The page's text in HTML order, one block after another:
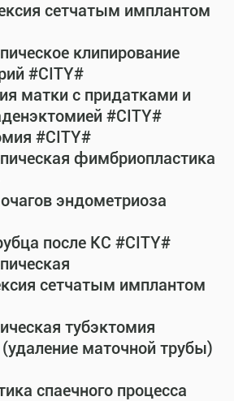
сетчатым имплантом
клипирование
#CITY#
матки с придатками и
#CITY#
#CITY#
фимбриопластика
эндометриоза
после КС #CITY#
сетчатым имплантом
тубэктомия
маточной трубы)
спаечного процесса